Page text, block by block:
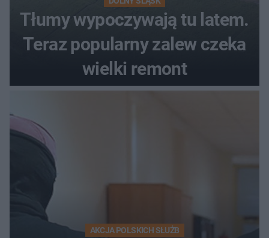
Tłumy wypoczywają tu latem.
Teraz popularny zalew czeka
wielki remont
AKCJA POLSKICH SŁUŻB